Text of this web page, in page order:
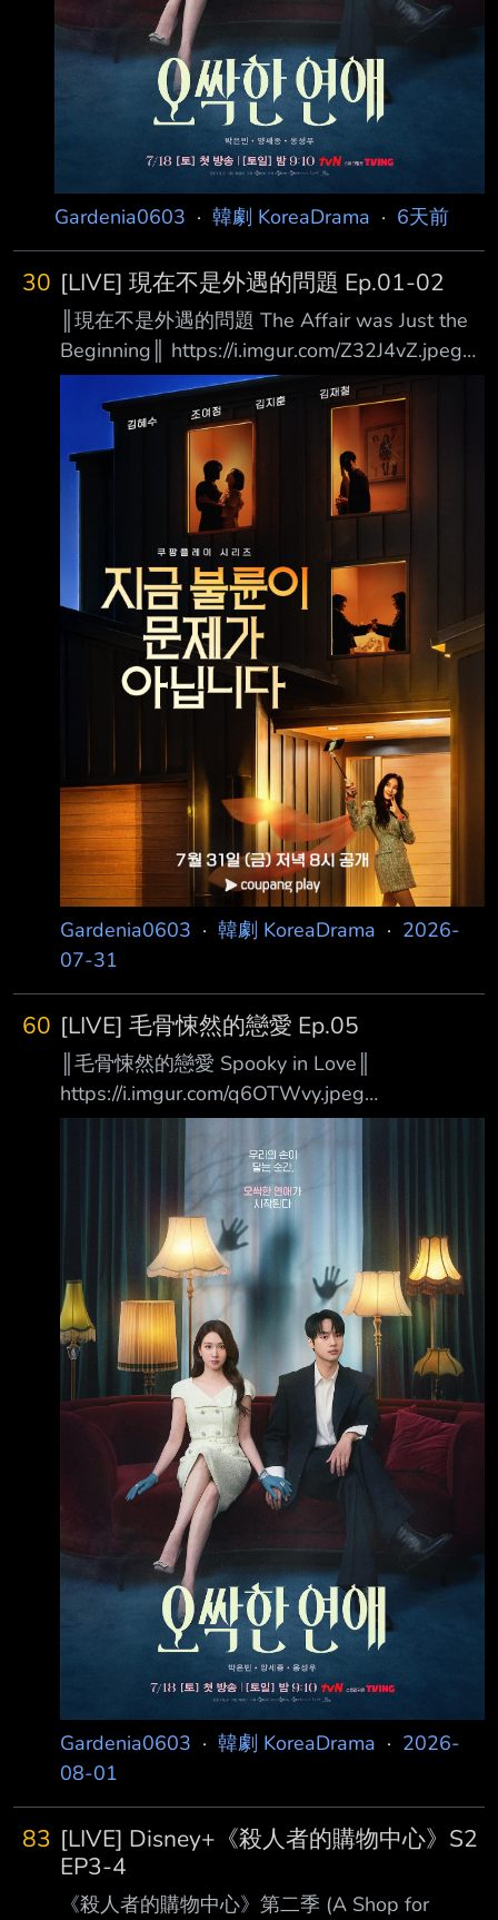
Gardenia0603 · 韓劇 KoreaDrama · 6天前
30 [LIVE] 現在不是外遇的問題 Ep.01-02
║現在不是外遇的問題 The Affair was Just the
Beginning║ https://i.imgur.com/Z32J4vZ.jpeg
https://i.imgur.com/41tpMHT.jpeg 一對以幸福
家庭形象走紅的人氣網紅夫妻，與一對正進行離
婚訴訟的鄰居醫師夫妻， 因一個比外遇更有過
之而無不及的驚人秘密交織在一起，進而捲入一
連串失控的連鎖事件。
━━━━━━━━━━━━━━━━━━━━━
━━━━━━━━━━━━━━━━ ║集數║ 8
集 ║期間║ 07/31～09/04 週
Gardenia0603 · 韓劇 KoreaDrama · 2026-
07-31
60 [LIVE] 毛骨悚然的戀愛 Ep.05
║毛骨悚然的戀愛 Spooky in Love║
https://i.imgur.com/q6OTWvy.jpeg
https://i.imgur.com/59BIcwe.jpeg 當我們的手觸
碰到彼此的那一刻起，一場毛骨悚然的戀愛揭開
序幕 ❶.甜蜜愛情羅曼史與驚悚靈異題材的結
合！ 故事講述一名擁有看見鬼魂能力的絕美財
閥繼承人千汝利， 和一名極度懼怕鬼魂的熱血
檢察官馬剛旭，這對看似處於光譜兩端、絕對合
不來的男女， 在一次因緣際會下偶然相遇，甚
至開始共享那令人畏懼的超自然現象！ 在這樣
的過程中，兩人逐漸墜入
Gardenia0603 · 韓劇 KoreaDrama · 2026-
08-01
83 [LIVE] Disney+《殺人者的購物中心》S2
EP3-4
《殺人者的購物中心》第二季 (A Shop for